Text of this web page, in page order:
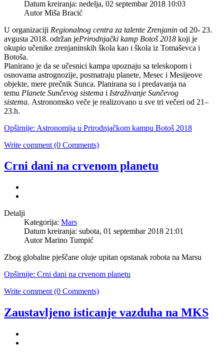
Datum kreiranja: nedelja, 02 septembar 2018 10:03
AutorMiša Bracić
U organizaciji Regionalnog centra za talente Zrenjanin od 20- 23.
avgusta 2018. održan jePrirodnjački kamp Botoš 2018 koji je
okupio učenike zrenjaninskih škola kao i škola iz Tomaševca i
Botoša.
Planirano je da se učesnici kampa upoznaju sa teleskopom i
osnovama astrognozije, posmatraju planete, Mesec i Mesijeove
objekte, mere prečnik Sunca. Planirana su i predavanja na
temu Planete Sunčevog sistema i Istraživanje Sunčevog
sistema. Astronomsko veče je realizovano u sve tri večeri od 21–
23.h.
Opširnije: Astronomija u Prirodnjačkom kampu Botoš 2018
Write comment (0 Comments)
Crni dani na crvenom planetu
Detalji
Kategorija: Mars
Datum kreiranja: subota, 01 septembar 2018 21:01
AutorMarino Tumpić
Zbog globalne pješčane oluje upitan opstanak robota na Marsu
Opširnije: Crni dani na crvenom planetu
Write comment (0 Comments)
Zaustavljeno isticanje vazduha na MKS